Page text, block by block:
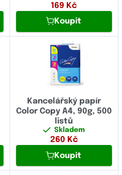
169 Kč
Koupit
Kancelářský papír
Color Copy A4, 90g, 500
listů
Skladem
260 Kč
Koupit